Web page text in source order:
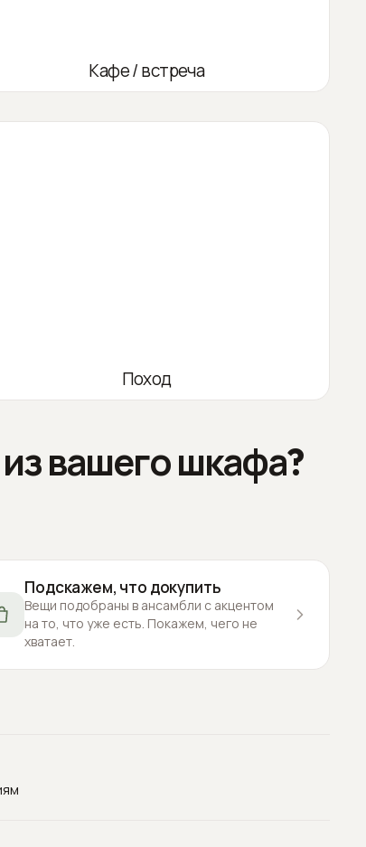
Кафе / встреча
Поход
вашего шкафа?
Подскажем, что докупить
Вещи подобраны в ансамбли с акцентом
на то, что уже есть. Покажем, чего не
хватает.